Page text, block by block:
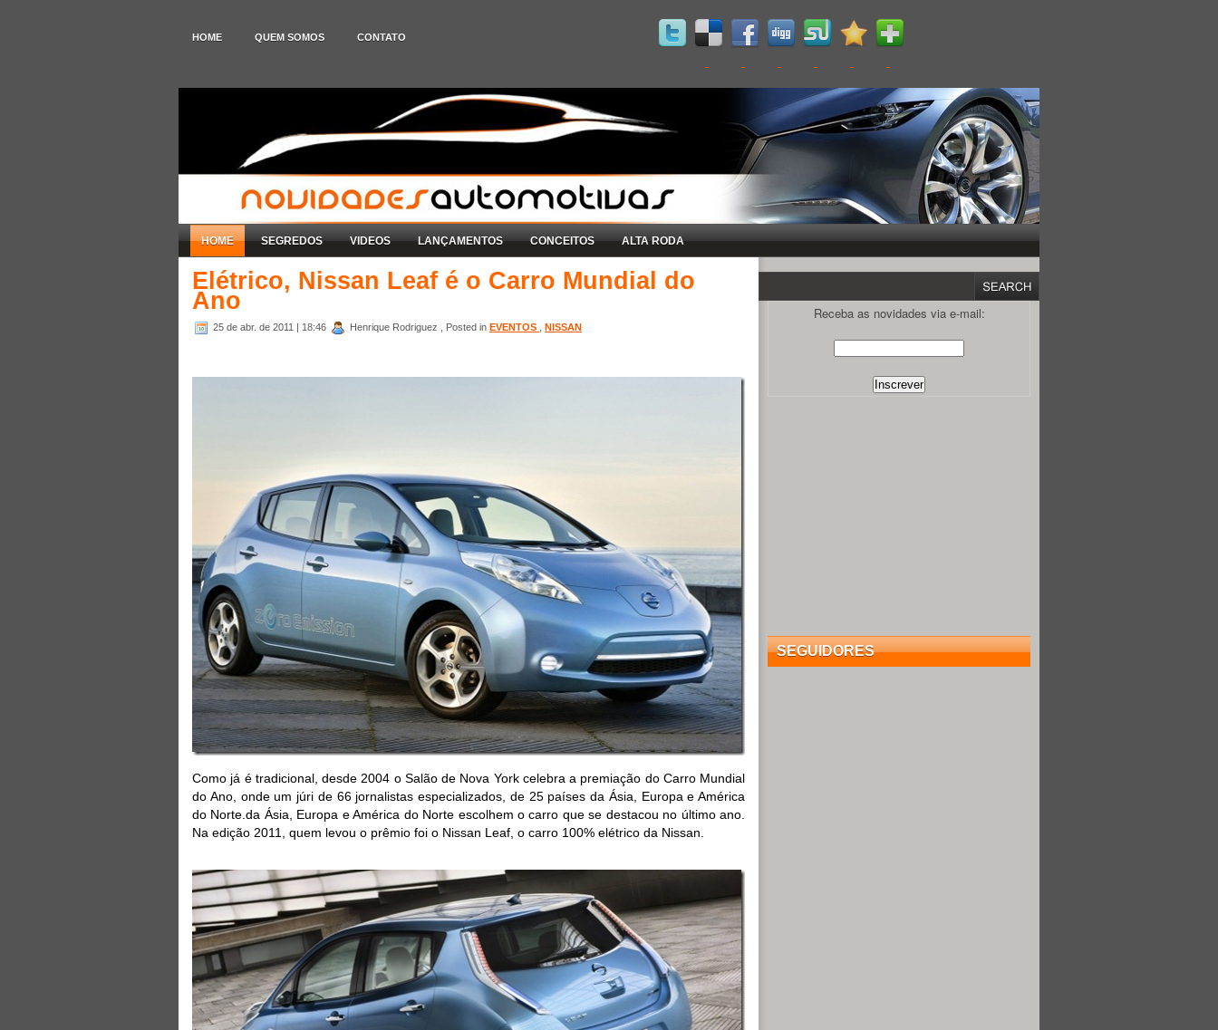
HOME QUEM SOMOS CONTATO
HOME SEGREDOS VIDEOS LANÇAMENTOS CONCEITOS ALTA RODA
Elétrico, Nissan Leaf é o Carro Mundial do
Ano
25 de abr. de 2011 | 18:46 Henrique Rodriguez , Posted in EVENTOS NISSAN
Como já é tradicional, desde 2004 o Salão de Nova York celebra a premiação do Carro Mundial
do Ano, onde um júri de 66 jornalistas especializados, de 25 países da Ásia, Europa e América
do Norte.da Ásia, Europa e América do Norte escolhem o carro que se destacou no último ano.
Na edição 2011, quem levou o prêmio foi o Nissan Leaf, o carro 100% elétrico da Nissan.
Receba as novidades via e-mail:
SEGUIDORES